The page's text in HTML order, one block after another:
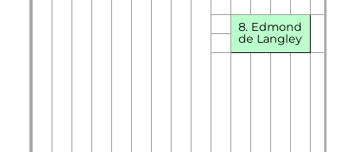
8. Edmond
de Langley